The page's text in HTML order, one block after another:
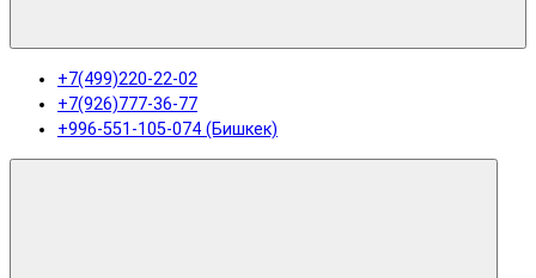
+7(499)220-22-02
+7(926)777-36-77
+996-551-105-074 (Бишкек)